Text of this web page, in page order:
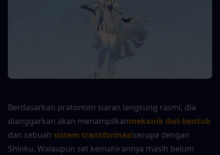
Berdasarkan pratonton siaran langsung rasmi, dia
dianggarkan akan menampilkanmekanik dwi-bentuk
dan sebuah sistem transformasiserupa dengan
Shinku. Walaupun set kemahirannya masih belum